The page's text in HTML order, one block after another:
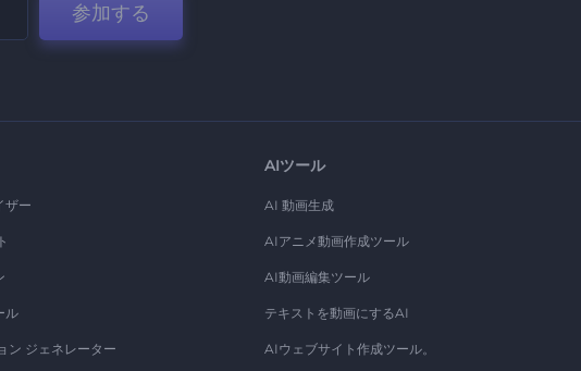
参加する
ザー
ル
ン ジェネレーター
AIツール
AI 動画生成
AIアニメ動画作成ツール
AI動画編集ツール
テキストを動画にするAI
AIウェブサイト作成ツール。